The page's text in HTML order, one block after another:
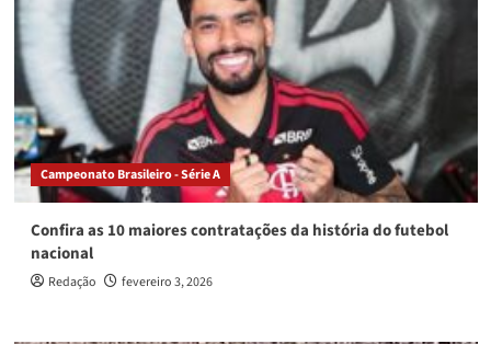
Campeonato Brasileiro - Série A
Confira as 10 maiores contratações da história do futebol
nacional
Redação fevereiro 3, 2026